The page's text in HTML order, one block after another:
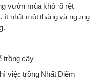
vườn mùa khô rõ rệt
ít nhất một tháng và ngưng
việc trồng Nhất Điểm